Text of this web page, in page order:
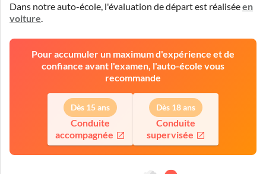
Dans notre auto-école, l'évaluation de départ est réaliséeen
voiture
Pour accumuler un maximum d'expérience et de
confiance avant l'examen, l'auto-école vous
recommande
Dès 15 ans
Conduite
accompagnée
Dès 18 ans
Conduite
supervisée